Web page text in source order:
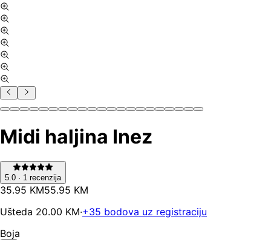
Midi haljina Inez
5.0 · 1 recenzija
35.95 KM55.95 KM
Ušteda 20.00 KM·+35 bodova uz registraciju
Boja